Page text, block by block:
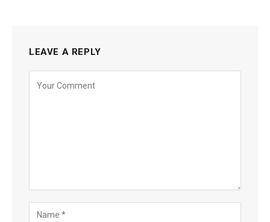
LEAVE A REPLY